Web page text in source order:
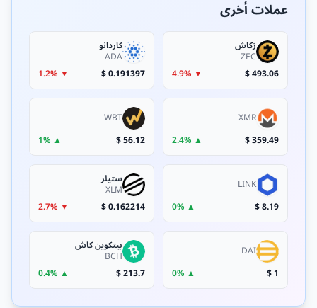
عملات أخرى
زكاش
ZEC
493.06 $
▼ 4.9%
كاردانو
ADA
0.191397 $
▼ 1.2%
XMR
359.49 $
▲ 2.4%
WBT
56.12 $
▲ 1%
LINK
8.19 $
▲ 0%
ستيلر
XLM
0.162214 $
▼ 2.7%
DAI
1 $
▲ 0%
بيتكوين كاش
BCH
213.7 $
▲ 0.4%